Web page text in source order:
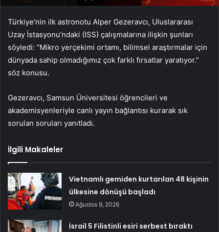
Türkiye’nin ilk astronotu Alper Gezeravcı, Uluslararası
Uzay İstasyonu’ndaki (ISS) çalışmalarına ilişkin şunları
söyledi: “Mikro yerçekimi ortamı, bilimsel araştırmalar için
dünyada sahip olmadığımız çok farklı fırsatlar yaratıyor.”
söz konusu.
Gezeravcı, Samsun Üniversitesi öğrencileri ve
akademisyenleriyle canlı yayın bağlantısı kurarak sık
sorulan soruları yanıtladı.
İlgili Makaleler
Vietnamlı gemiden kurtarılan 48 kişinin
ülkesine dönüşü başladı
Ağustos 9, 2026
İsrail 5 Filistinli esiri serbest bıraktı